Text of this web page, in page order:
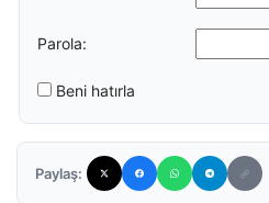
Parola:
Beni hatırla
Paylaş: